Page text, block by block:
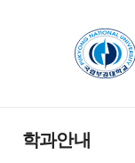
학과안내